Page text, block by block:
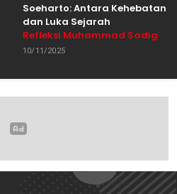
Soeharto: Antara Kehebatan
dan Luka Sejarah
Refleksi Muhammad Sadig
Alhabsyie, Akademisi UIN
10/11/2025